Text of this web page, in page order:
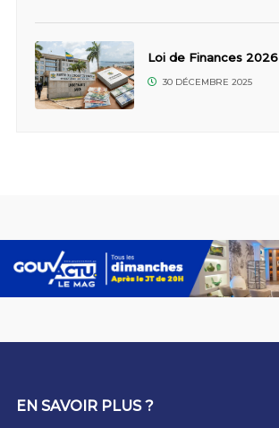
Loi de Finances 2026
30 DÉCEMBRE 2025
EN SAVOIR PLUS ?